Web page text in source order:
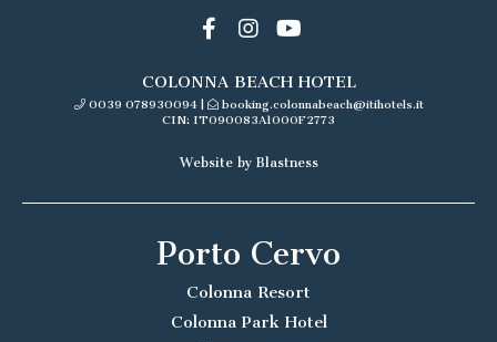
COLONNA BEACH HOTEL
0039 078930094|
booking.colonnabeach@itihotels.it
CIN: IT090083A1000F2773
Website by Blastness
Porto Cervo
Colonna Resort
Colonna Park Hotel